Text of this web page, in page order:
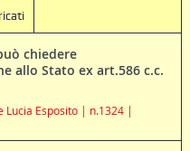
chiedere
allo Stato ex art.586 c.c.
Lucia Esposito | n.1324 |